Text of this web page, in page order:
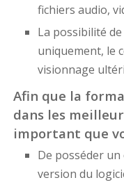
fichiers audio,
La possibilité
uniquement, le
visionnage
Afin que la
dans les
important que
De posséder
version du